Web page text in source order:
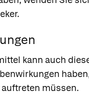
kann auch
müssen.